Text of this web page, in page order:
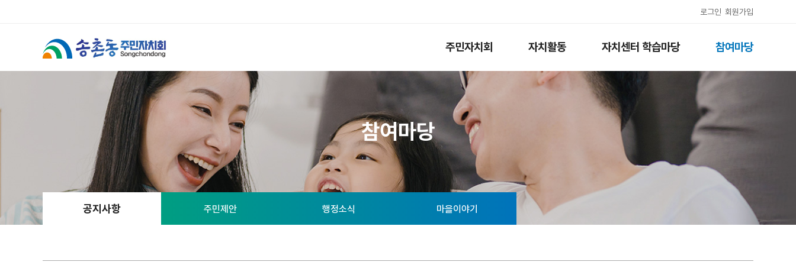
로그인 회원가입
주민자치회 자치활동 자치센터 학습마당 참여마당
참여마당
공지사항 주민제안 행정소식 마을이야기